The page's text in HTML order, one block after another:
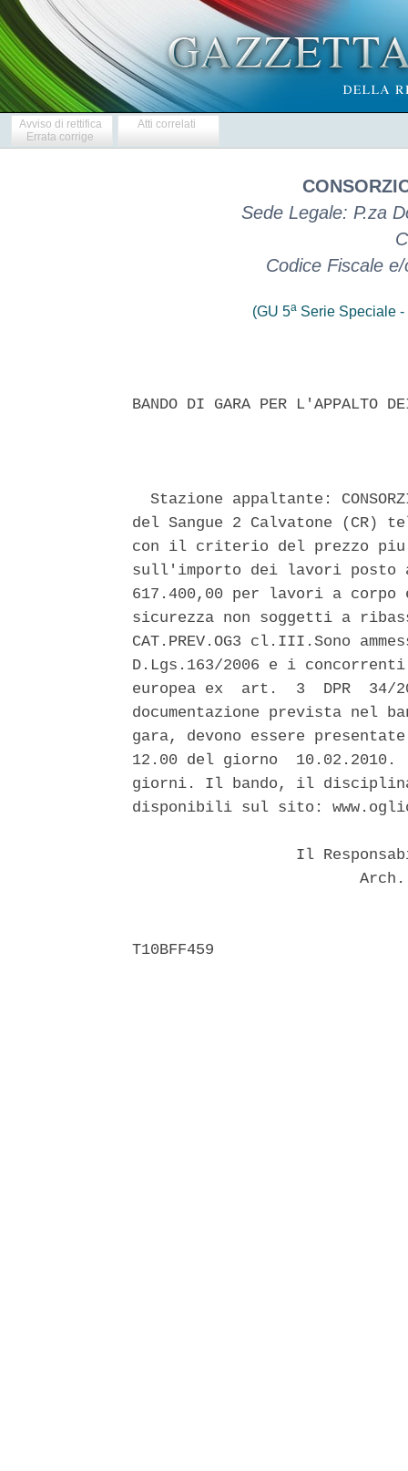
Avviso di rettifica
Errata corrige
Atti correlati
Sede Legale: P.za
Codice Fiscale
(GU 5aSerie Speciale -
BANDO DI GARA PER L'APPALTO
Stazione appaltante:
del Sangue 2 Calvatone (CR)
con il criterio del prezzo piu
sull'importo dei lavori posto
617.400,00 per lavori a
sicurezza non soggetti a
CAT.PREV.OG3 cl.III.Sono
D.Lgs.163/2006 e i
europea ex  art.  3  DPR  34/
documentazione prevista nel
gara, devono essere
12.00 del giorno
giorni. Il bando, il
disponibili sul sito:
Il